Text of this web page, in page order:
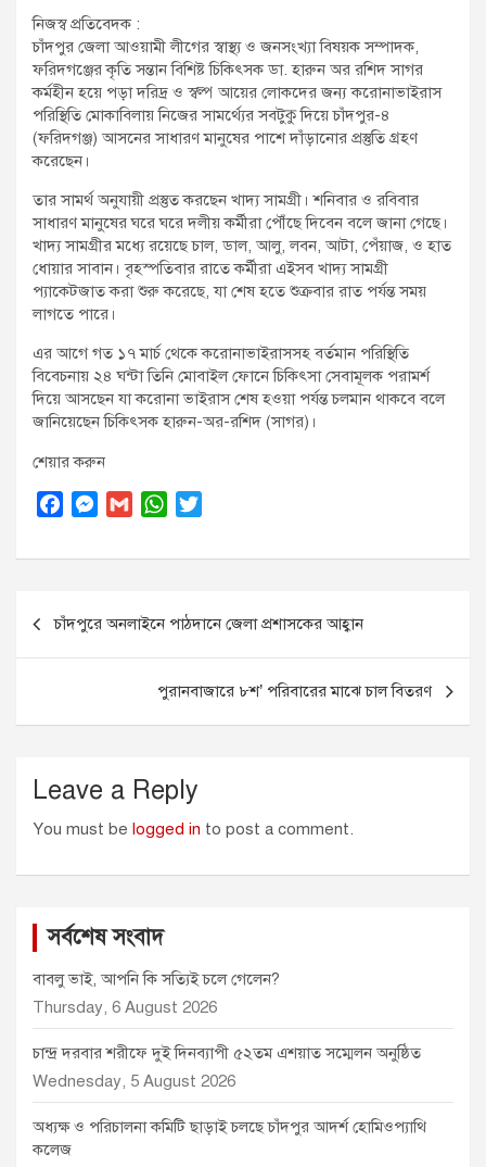
t
:
নিজস্ব প্রতিবেদক :
চাঁদপুর জেলা আওয়ামী লীগের স্বাস্থ্য ও জনসংখ্যা বিষয়ক সম্পাদক,
ফরিদগঞ্জের কৃতি সন্তান বিশিষ্ট চিকিৎসক ডা. হারুন অর রশিদ সাগর
কর্মহীন হয়ে পড়া দরিদ্র ও স্বল্প আয়ের লোকদের জন্য করোনাভাইরাস
পরিস্থিতি মোকাবিলায় নিজের সামর্থ্যের সবটুকু দিয়ে চাঁদপুর-৪
(ফরিদগঞ্জ) আসনের সাধারণ মানুষের পাশে দাঁড়ানোর প্রস্তুতি গ্রহণ
করেছেন।
তার সামর্থ অনুযায়ী প্রস্তুত করছেন খাদ্য সামগ্রী। শনিবার ও রবিবার
সাধারণ মানুষের ঘরে ঘরে দলীয় কর্মীরা পৌঁছে দিবেন বলে জানা গেছে।
খাদ্য সামগ্রীর মধ্যে রয়েছে চাল, ডাল, আলু, লবন, আটা, পেঁয়াজ, ও হাত
ধোয়ার সাবান। বৃহস্পতিবার রাতে কর্মীরা এইসব খাদ্য সামগ্রী
প্যাকেটজাত করা শুরু করেছে, যা শেষ হতে শুক্রবার রাত পর্যন্ত সময়
লাগতে পারে।
এর আগে গত ১৭ মার্চ থেকে করোনাভাইরাসসহ বর্তমান পরিস্থিতি
বিবেচনায় ২৪ ঘন্টা তিনি মোবাইল ফোনে চিকিৎসা সেবামূলক পরামর্শ
দিয়ে আসছেন যা করোনা ভাইরাস শেষ হওয়া পর্যন্ত চলমান থাকবে বলে
জানিয়েছেন চিকিৎসক হারুন-অর-রশিদ (সাগর)।
শেয়ার করুন
c
o
o
M
s
n
g
G
a
W
a
A
p
p
i
e
r
Post
navigation
চাঁদপুরে অনলাইনে পাঠদানে জেলা প্রশাসকের আহ্বান
পুরানবাজারে ৮শ’ পরিবারের মাঝে চাল বিতরণ
Leave a Reply
You must be logged in to post a comment.
সর্বশেষ সংবাদ
বাবলু ভাই, আপনি কি সত্যিই চলে গেলেন?
Thursday, 6 August 2026
চান্দ্র দরবার শরীফে দুই দিনব্যাপী ৫২তম এশয়াত সম্মেলন অনুষ্ঠিত
Wednesday, 5 August 2026
অধ্যক্ষ ও পরিচালনা কমিটি ছাড়াই চলছে চাঁদপুর আদর্শ হোমিওপ্যাথি
কলেজ